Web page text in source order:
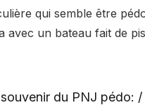
qui semble être
un bateau fait de
du PNJ pédo: /